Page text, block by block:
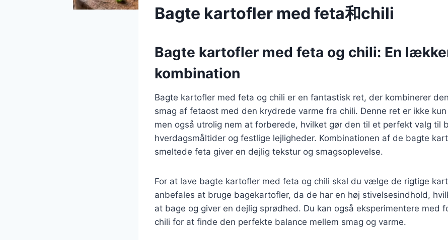
Bagte kartofler med feta和chili
Bagte kartofler med feta og chili: En
kombination
Bagte kartofler med feta og chili er en fantastisk ret, der kombinerer
smag af fetaost med den krydrede varme fra chili. Denne ret er ikke
men også utrolig nem at forberede, hvilket gør den til et perfekt valg til
hverdagsmåltider og festlige lejligheder. Kombinationen af de bagte
smeltede feta giver en dejlig tekstur og smagsoplevelse.
For at lave bagte kartofler med feta og chili skal du vælge de rigtige
anbefales at bruge bagekartofler, da de har en høj stivelsesindhold,
at bage og giver en dejlig sprødhed. Du kan også eksperimentere med
chili for at finde den perfekte balance mellem smag og varme.